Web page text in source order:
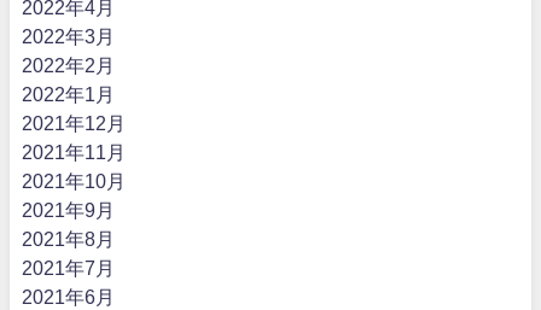
2022年4月
2022年3月
2022年2月
2022年1月
2021年12月
2021年11月
2021年10月
2021年9月
2021年8月
2021年7月
2021年6月